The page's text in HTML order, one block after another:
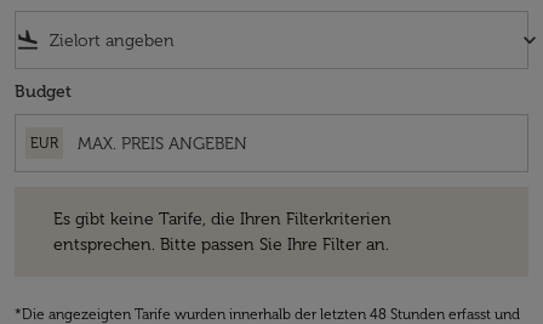
flight_land keyboard_arrow_down
Budget
EUR
Es gibt keine Tarife, die Ihren Filterkriterien
entsprechen. Bitte passen Sie Ihre Filter an.
*Die angezeigten Tarife wurden innerhalb der letzten 48 Stunden erfasst und